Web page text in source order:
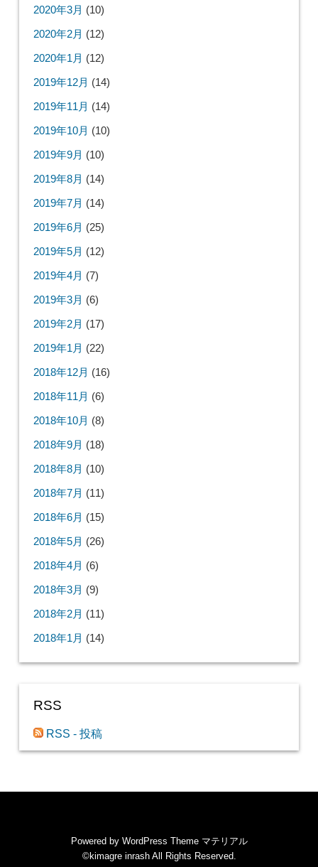
2020年3月 (10)
2020年2月 (12)
2020年1月 (12)
2019年12月 (14)
2019年11月 (14)
2019年10月 (10)
2019年9月 (10)
2019年8月 (14)
2019年7月 (14)
2019年6月 (25)
2019年5月 (12)
2019年4月 (7)
2019年3月 (6)
2019年2月 (17)
2019年1月 (22)
2018年12月 (16)
2018年11月 (6)
2018年10月 (8)
2018年9月 (18)
2018年8月 (10)
2018年7月 (11)
2018年6月 (15)
2018年5月 (26)
2018年4月 (6)
2018年3月 (9)
2018年2月 (11)
2018年1月 (14)
RSS
RSS - 投稿
Powered by WordPress Theme マテリアル
©kimagre inrashAll Rights Reserved.